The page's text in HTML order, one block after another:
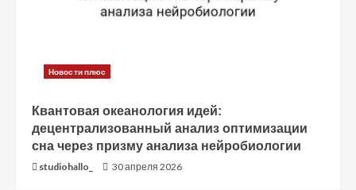
Новости плюс
Квантовая океанология идей:
децентрализованный анализ оптимизации
сна через призму анализа нейробиологии
studiohallo_ 30 апреля 2026